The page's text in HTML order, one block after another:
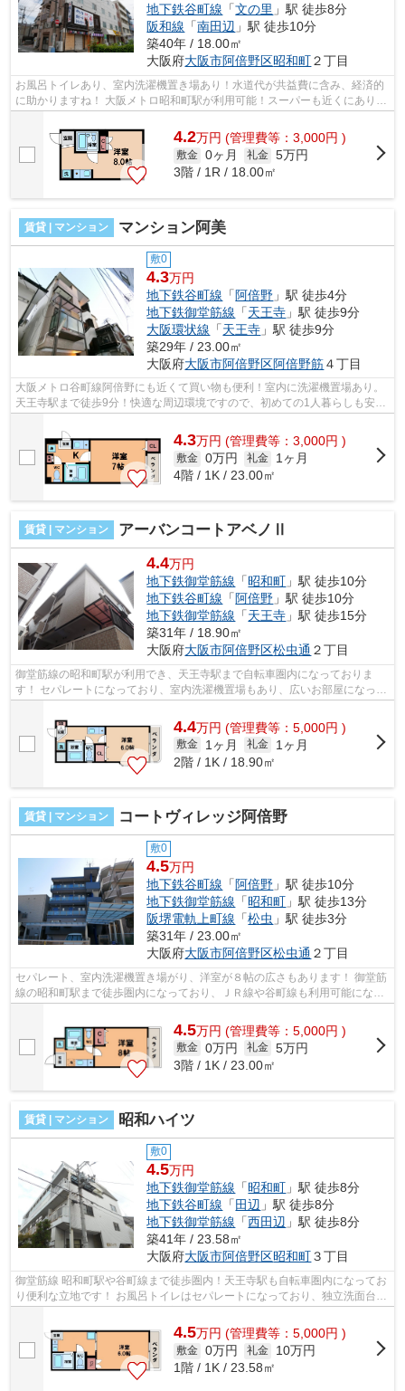
地下鉄谷町線 「文の里 」駅 徒歩8分
阪和線 「南田辺 」駅 徒歩10分
築40年 / 18.00㎡
大阪府大阪市阿倍野区昭和町２丁目
お風呂トイレあり、室内洗濯機置き場あり！水道代が共益費に含み、経済的
に助かりますね！ 大阪メトロ昭和町駅が利用可能！スーパーも近くにあり、
住みやすい環境になっております。 ...
4.2万円 (管理費等：3,000円 )
敷金 0ヶ月 礼金 5万円
3階 / 1R / 18.00㎡
賃貸 | マンション マンション阿美
敷0
4.3万円
地下鉄谷町線 「阿倍野 」駅 徒歩4分
地下鉄御堂筋線 「天王寺 」駅 徒歩9分
大阪環状線 「天王寺 」駅 徒歩9分
築29年 / 23.00㎡
大阪府大阪市阿倍野区阿倍野筋４丁目
大阪メトロ谷町線阿倍野にも近くて買い物も便利！室内に洗濯機置場あり。
天王寺駅まで徒歩9分！快適な周辺環境ですので、初めての1人暮らしも安心
4.3万円 (管理費等：3,000円 )
敷金 0万円 礼金
1ヶ月
4階 / 1K / 23.00㎡
賃貸 | マンション アーバンコートアベノⅡ
4.4万円
地下鉄御堂筋線 「昭和町 」駅 徒歩10分
地下鉄谷町線 「 阿倍野 」駅 徒歩10分
地下鉄御堂筋線 「天王寺 」駅 徒歩15分
築31年 / 18.90㎡
大阪府大阪市阿倍野区松虫通 ２丁目
御堂筋線の昭和町駅が利用でき、天王寺駅まで自転車圏内になっておりま
す！ セパレートになっており、室内洗濯機置場もあり、広いお部屋になって
4.4万円 (管理費等：5,000円 )
敷金 1ヶ月 礼金
1ヶ月
2階 / 1K / 18.90㎡
賃貸 | マンション コートヴィレッジ阿倍野
敷0
4.5万円
地下鉄谷町線 「 阿倍野 」駅 徒歩10分
地下鉄御堂筋線 「昭和町 」駅 徒歩13分
阪堺電軌上町線 「松虫 」駅 徒歩3分
築31年 / 23.00㎡
大阪府大阪市阿倍野区松虫通 ２丁目
セパレート、室内洗濯機置き場がり、洋室が８帖の広さもあります！ 御堂筋
線の昭和町駅まで徒歩圏内になっており、ＪＲ線や谷町線も利用可能になっ
4.5万円 (管理費等：5,000円 )
敷金 0万円 礼金 5万円
3階 / 1K / 23.00㎡
賃貸 | マンション 昭和ハイツ
敷0
4.5万円
地下鉄御堂筋線 「昭和町 」駅 徒歩8分
地下鉄谷町線 「 田辺 」駅 徒歩8分
地下鉄御堂筋線 「西田辺 」駅 徒歩8分
築41年 / 23.58㎡
大阪府大阪市阿倍野区昭和町３丁目
御堂筋線 昭和町駅や谷町線まで徒歩圏内！天王寺駅も自転車圏内になってお
り便利な立地です！ お風呂トイレはセパレートになっており、独立洗面台や
室内洗濯機置場などの設備も充実し...
4.5万円 (管理費等：5,000円 )
敷金 0万円 礼金
10万円
1階 / 1K / 23.58㎡